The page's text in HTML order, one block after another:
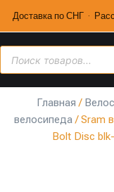
Доставка по СНГ ·
Главная /
велосипеда/ Sram
Bolt Disc